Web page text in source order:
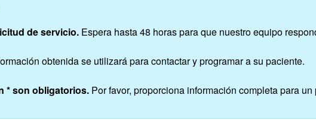
de servicio.Espera hasta 48 horas para que nuestro equipo
obtenida se utilizará para contactar y programar a su paciente.
*son obligatorios.Por favor, proporciona información completa para